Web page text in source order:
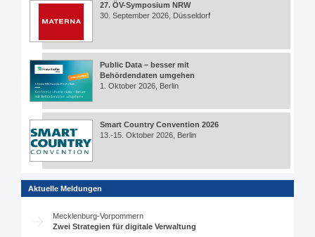
27. ÖV-Symposium NRW
30. September 2026, Düsseldorf
Public Data – besser mit
Behördendaten umgehen
1. Oktober 2026, Berlin
Smart Country Convention 2026
13.-15. Oktober 2026, Berlin
Aktuelle Meldungen
Mecklenburg-Vorpommern
Zwei Strategien für digitale Verwaltung